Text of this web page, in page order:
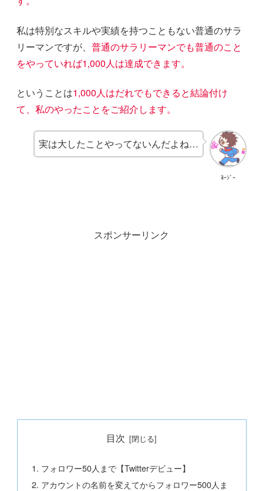
私は特別なスキルや実績を持つこともない普通のサラ
リーマンですが、普通のサラリーマンでも普通のこと
をやっていれば1,000人は達成できます。
ということは1,000人はだれでもできると結論付け
て、私のやったことをご紹介します。
ﾖｰｼﾞｰ
実は大したことやってないんだよね…
スポンサーリンク
目次
フォロワー50人まで【Twitterデビュー】
アカウントの名前を変えてからフォロワー500人ま